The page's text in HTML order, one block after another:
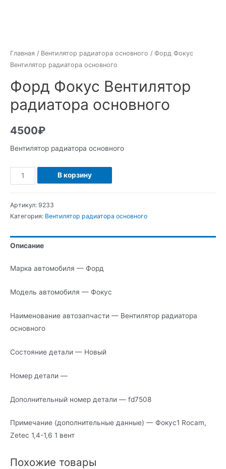
Главная / Вентилятор радиатора основного / Форд Фокус
Вентилятор радиатора основного
Форд Фокус Вентилятор
радиатора основного
4500₽
Вентилятор радиатора основного
Количество
Форд
Вентилятор
основного
В корзину
Артикул: 9233
Категория: Вентилятор радиатора основного
Описание
Марка автомобиля — Форд
Модель автомобиля — Фокус
Наименование автозапчасти — Вентилятор радиатора
основного
Состояние детали — Новый
Номер детали —
Дополнительный номер детали — fd7508
Примечание (дополнительные данные) — Фокус1 Rocam,
Zetec 1,4-1,6 1 вент
Похожие товары